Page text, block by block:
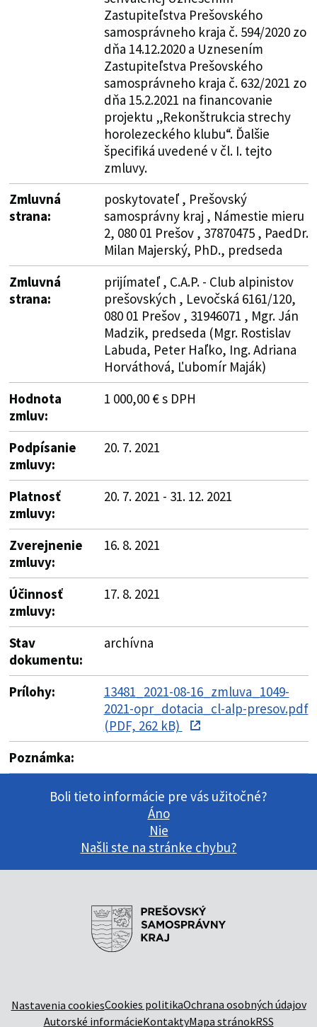
Zastupiteľstva Prešovského
samosprávneho kraja č. 594/2020 zo
dňa 14.12.2020 a Uznesením
Zastupiteľstva Prešovského
samosprávneho kraja č. 632/2021 zo
dňa 15.2.2021 na financovanie
projektu „Rekonštrukcia strechy
horolezeckého klubu“. Ďalšie
špecifiká uvedené v čl. I. tejto
zmluvy.
Zmluvná
strana:
poskytovateľ , Prešovský
samosprávny kraj , Námestie mieru
2, 080 01 Prešov , 37870475 , PaedDr.
Milan Majerský, PhD., predseda
Zmluvná
strana:
prijímateľ , C.A.P. - Club alpinistov
prešovských , Levočská 6161/120,
080 01 Prešov , 31946071 , Mgr. Ján
Madzik, predseda (Mgr. Rostislav
Labuda, Peter Haľko, Ing. Adriana
Horváthová, Ľubomír Maják)
Hodnota
zmluv:
1 000,00 € s DPH
Podpísanie
zmluvy:
20. 7. 2021
Platnosť
zmluvy:
20. 7. 2021 - 31. 12. 2021
Zverejnenie
zmluvy:
16. 8. 2021
Účinnosť
zmluvy:
17. 8. 2021
Stav
dokumentu:
archívna
Prílohy:
13481_2021-08-16_zmluva_1049-
2021-opr_dotacia_cl-alp-presov.pdf
(PDF, 262 kB)
Poznámka:
Boli tieto informácie pre vás užitočné?
Áno
Nie
Našli ste na stránke chybu?
Nastavenia cookiesCookies politikaOchrana osobných údajov
Autorské informácieKontaktyMapa stránokRSS